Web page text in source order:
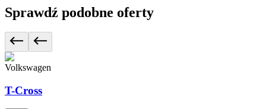
Sprawdź podobne oferty
Volkswagen
T-Cross